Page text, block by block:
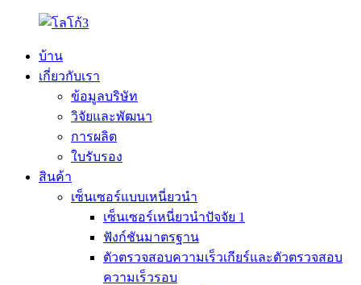
บ้าน
เกี่ยวกับเรา
ข้อมูลบริษัท
วิจัยและพัฒนา
การผลิต
ใบรับรอง
สินค้า
เซ็นเซอร์แบบเหนี่ยวนำ
เซ็นเซอร์เหนี่ยวนำปัจจัย 1
ฟังก์ชันมาตรฐาน
ตัวตรวจสอบความเร็วเกียร์และตัวตรวจสอบ
ความเร็วรอบ